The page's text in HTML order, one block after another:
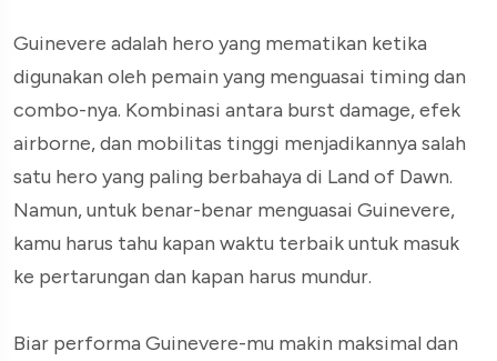
Guinevere adalah hero yang mematikan ketika
digunakan oleh pemain yang menguasai timing dan
combo-nya. Kombinasi antara burst damage, efek
airborne, dan mobilitas tinggi menjadikannya salah
satu hero yang paling berbahaya di Land of Dawn.
Namun, untuk benar-benar menguasai Guinevere,
kamu harus tahu kapan waktu terbaik untuk masuk
ke pertarungan dan kapan harus mundur.
Biar performa Guinevere-mu makin maksimal dan